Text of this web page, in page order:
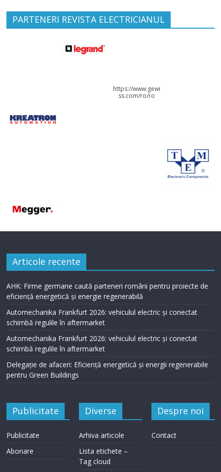
PARTENERI REVISTA ELECTRICIANUL
https://www.gewi
ss.com/ro/ro
Articole recente
AHK: Firme germane caută parteneri români pentru proiecte de
eficiență energetică și energie regenerabilă
Automechanika Frankfurt 2026: vehiculul electric și conectat
schimbă regulile în aftermarket
Automechanika Frankfurt 2026: vehiculul electric și conectat
schimbă regulile în aftermarket
Delegație de afaceri: Eficiență energetică și energii regenerabile
pentru Green Buildings
Publicitate
Publicitate
Abonare
Diverse
Arhiva articole
Lista etichete –
Tag cloud
Despre noi
Contact